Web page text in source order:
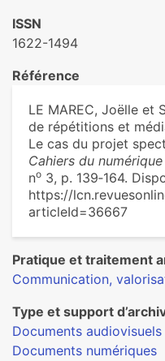
ISSN
1622-1494
Référence
LE MAREC, Joëlle et
de répétitions et
Le cas du projet
Cahiers du numérique
no 3, p. 139‑164.
https://
articleId=36667
Pratique et traitement
Communication,
Type et support
Documents audiovisuels
Documents numériques